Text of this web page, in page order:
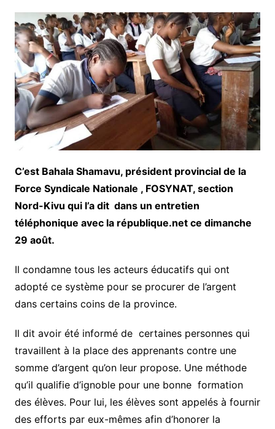
C’est Bahala Shamavu, président provincial de la
Force Syndicale Nationale , FOSYNAT, section
Nord-Kivu qui l’a dit dans un entretien
téléphonique avec la république.net ce dimanche
29 août.
Il condamne tous les acteurs éducatifs qui ont
adopté ce système pour se procurer de l’argent
dans certains coins de la province.
Il dit avoir été informé de certaines personnes qui
travaillent à la place des apprenants contre une
somme d’argent qu’on leur propose. Une méthode
qu’il qualifie d’ignoble pour une bonne formation
des élèves. Pour lui, les élèves sont appelés à fournir
des efforts par eux-mêmes afin d’honorer la